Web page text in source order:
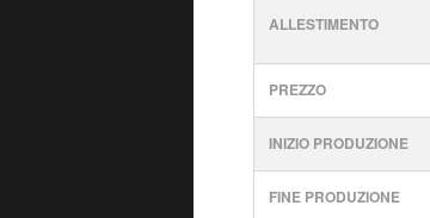
ALLESTIMENTO
PREZZO
INIZIO PRODUZIONE
FINE PRODUZIONE